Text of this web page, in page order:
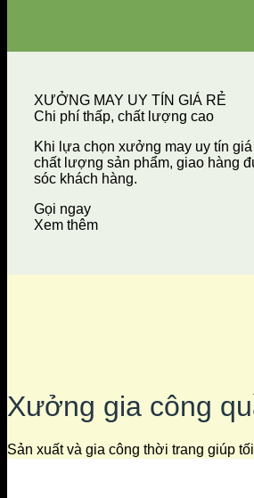
XƯỞNG MAY UY TÍN GIÁ RẺ
Chi phí thấp, chất lượng cao
Khi lựa chọn xưởng may uy tín
chất lượng sản phẩm, giao hàng
sóc khách hàng.
Gọi ngay
Xem thêm
Xưởng gia công
Sản xuất và gia công thời trang giúp